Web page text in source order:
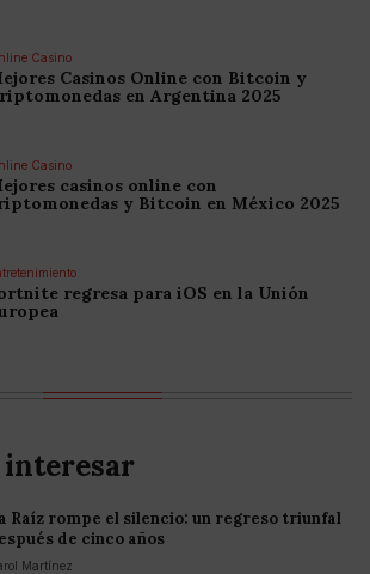
Casino
Casinos Online con Bitcoin y
en Argentina 2025
Casino
casinos online con
y Bitcoin en México 2025
regresa para iOS en la Unión
interesar
Raíz rompe el silencio: un regreso triunfal
de cinco años
Martínez